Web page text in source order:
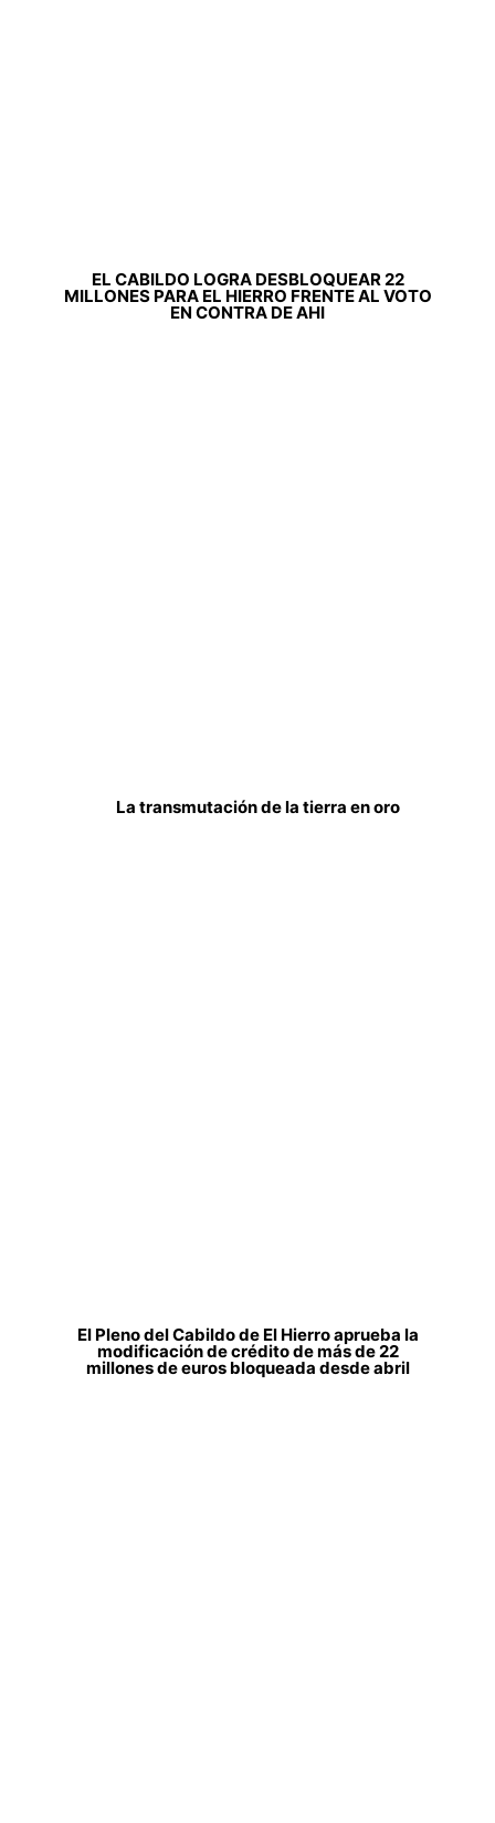
EL CABILDO LOGRA DESBLOQUEAR 22
MILLONES PARA EL HIERRO FRENTE AL VOTO
EN CONTRA DE AHI
La transmutación de la tierra en oro
El Pleno del Cabildo de El Hierro aprueba la
modificación de crédito de más de 22
millones de euros bloqueada desde abril